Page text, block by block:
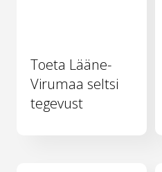
Toeta Lääne-
Virumaa seltsi
tegevust